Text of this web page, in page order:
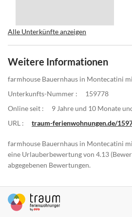
Alle Unterkünfte anzeigen
Weitere Informationen
farmhouse Bauernhaus in Montecatini
Unterkunfts-Nummer :
159778
Online seit :
9 Jahre und 10 Monate
URL :
traum-ferienwohnungen.de/
farmhouse Bauernhaus in Montecatini
eine Urlauberbewertung von 4.13
abgegebenen Bewertungen.